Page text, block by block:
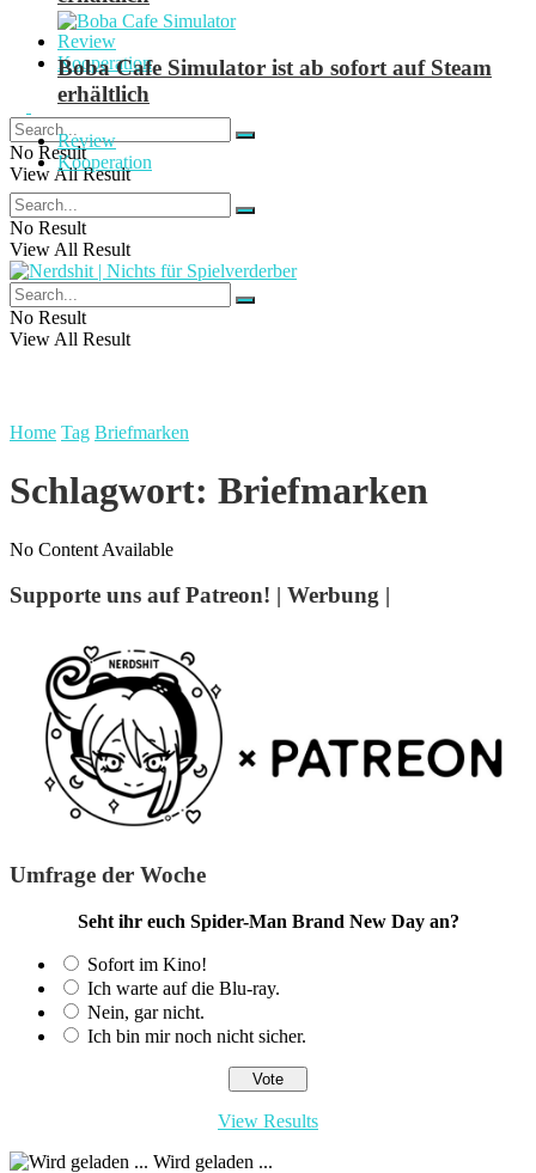
Review
Kooperation
No Result
View All Result
Boba Cafe Simulator ist ab sofort auf Steam
erhältlich
Review
Kooperation
No Result
View All Result
No Result
View All Result
Home Tag Briefmarken
Schlagwort: Briefmarken
No Content Available
Supporte uns auf Patreon! | Werbung |
Umfrage der Woche
Seht ihr euch Spider-Man Brand New Day an?
Sofort im Kino!
Ich warte auf die Blu-ray.
Nein, gar nicht.
Ich bin mir noch nicht sicher.
View Results
Wird geladen ...